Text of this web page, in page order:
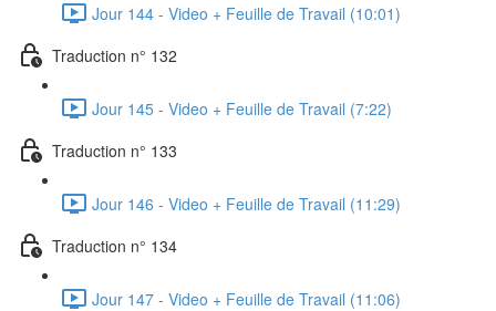
Jour 144 - Video + Feuille de Travail (10:01)
Traduction n° 132
Jour 145 - Video + Feuille de Travail (7:22)
Traduction n° 133
Jour 146 - Video + Feuille de Travail (11:29)
Traduction n° 134
Jour 147 - Video + Feuille de Travail (11:06)